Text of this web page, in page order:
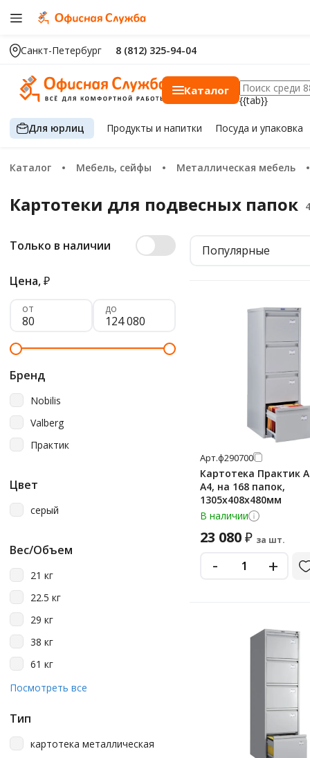
Санкт-Петербург 8 (812) 325-94-04
Каталог
{{tab}}
Для юрлиц Продуктыи напитки Посуда и упаковка
Каталог Мебель, сейфы Металлическая мебель
Картотеки для подвесных папок
Только в наличии
Цена,₽
от до
Бренд
Nobilis
Valberg
Практик
Цвет
серый
Вес/Объем
21 кг
22.5 кг
29 кг
38 кг
61 кг
65 кг
Посмотреть все
Тип
картотека металлическая
Популярные
Арт.ф290700
Картотека Практик
А4, на 168 папок,
1305х408х480мм
В наличии
23 080₽ за шт.
- +